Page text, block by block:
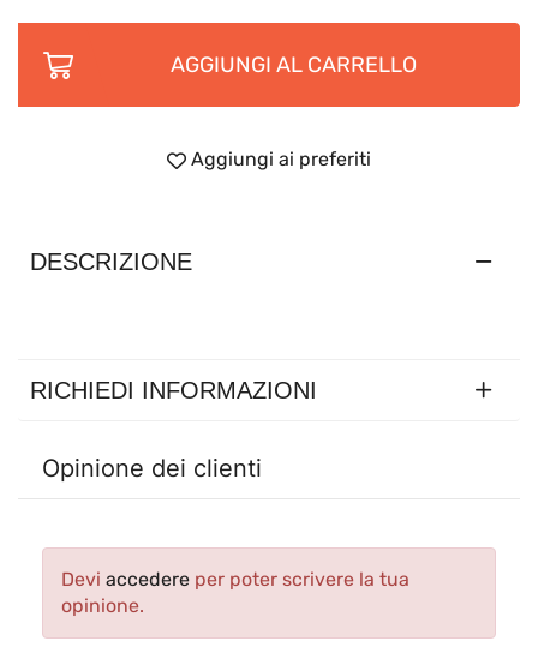
AGGIUNGI AL CARRELLO
Aggiungi ai preferiti
DESCRIZIONE
RICHIEDI INFORMAZIONI
Opinione dei clienti
Devi accedere per poter scrivere la tua
opinione.